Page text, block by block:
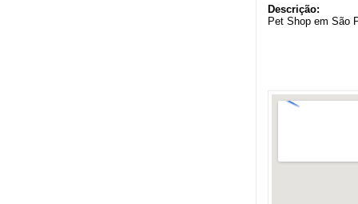
Descrição:
Pet Shop em São